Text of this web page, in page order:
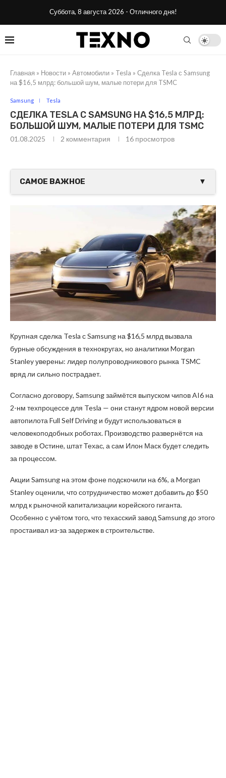
Суббота, 8 августа 2026 - Отличного дня!
Главная » Новости » Автомобили » Tesla » Сделка Tesla с Samsung
на $16,5 млрд: большой шум, малые потери для TSMC
Samsung Tesla
СДЕЛКА TESLA С SAMSUNG НА $16,5 МЛРД:
БОЛЬШОЙ ШУМ, МАЛЫЕ ПОТЕРИ ДЛЯ TSMC
01.08.2025 2 комментария 16 просмотров
САМОЕ ВАЖНОЕ ▼
Крупная сделка Tesla с Samsung на $16,5 млрд вызвала
бурные обсуждения в технокругах, но аналитики Morgan
Stanley уверены: лидер полупроводникового рынка TSMC
вряд ли сильно пострадает.
Согласно договору, Samsung займётся выпуском чипов AI6 на
2-нм техпроцессе для Tesla — они станут ядром новой версии
автопилота Full Self Driving и будут использоваться в
человекоподобных роботах. Производство развернётся на
заводе в Остине, штат Техас, а сам Илон Маск будет следить
за процессом.
Акции Samsung на этом фоне подскочили на 6%, а Morgan
Stanley оценили, что сотрудничество может добавить до $50
млрд к рыночной капитализации корейского гиганта.
Особенно с учётом того, что техасский завод Samsung до этого
простаивал из-за задержек в строительстве.